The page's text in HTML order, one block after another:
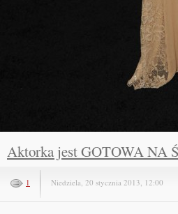
Aktorka jest GOTOWA NA
1 Niedziela, 20 stycznia 2013, 12:00